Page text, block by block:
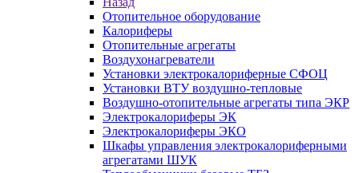
Отопительное оборудование
Калориферы
Отопительные агрегаты
Воздухонагреватели
Установки электрокалориферные СФОЦ
Установки ВТУ воздушно-тепловые
Воздушно-отопительные агрегаты типа ЭКР
Электрокалориферы ЭК
Электрокалориферы ЭКО
Шкафы управления электрокалориферными
агрегатами ШУК